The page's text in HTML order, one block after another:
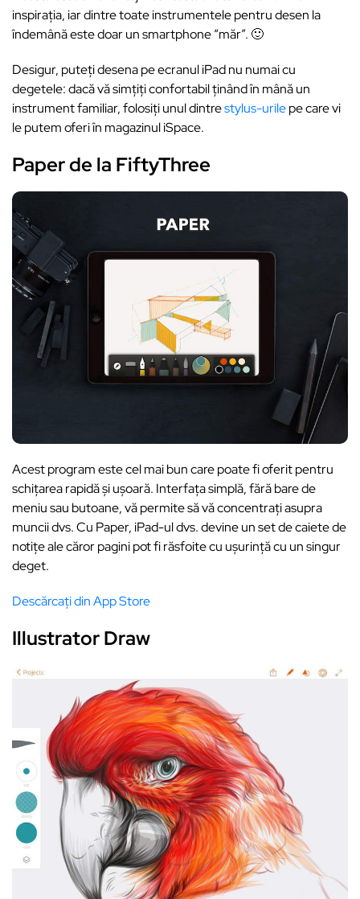
inspirația, iar dintre toate instrumentele pentru desen la
îndemână este doar un smartphone “măr”. 🙂
Desigur, puteți desena pe ecranul iPad nu numai cu
degetele: dacă vă simțiți confortabil ținând în mână un
instrument familiar, folosiți unul dintrestylus-urilepe care vi
le putem oferi în magazinul iSpace.
Paper de la FiftyThree
Acest program este cel mai bun care poate fi oferit pentru
schițarea rapidă și ușoară. Interfața simplă, fără bare de
meniu sau butoane, vă permite să vă concentrați asupra
muncii dvs. Cu Paper, iPad-ul dvs. devine un set de caiete de
notițe ale căror pagini pot fi răsfoite cu ușurință cu un singur
deget.
Descărcați din App Store
Illustrator Draw